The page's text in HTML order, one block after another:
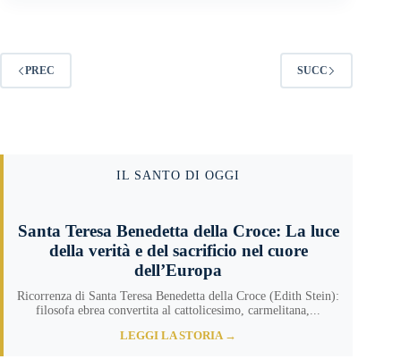
PREC SUCC
IL SANTO DI OGGI
Santa Teresa Benedetta della Croce: La luce
della verità e del sacrificio nel cuore
dell’Europa
Ricorrenza di Santa Teresa Benedetta della Croce (Edith Stein):
filosofa ebrea convertita al cattolicesimo, carmelitana,...
LEGGI LA STORIA →